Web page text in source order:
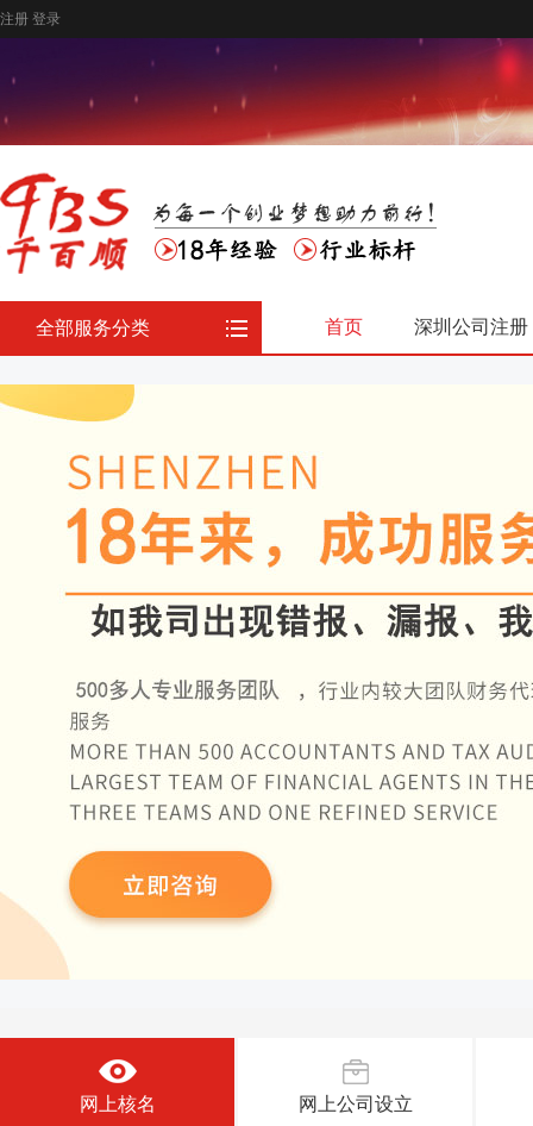
注册 登录
全部服务分类 首页 深圳公司注册
网上核名 网上公司设立